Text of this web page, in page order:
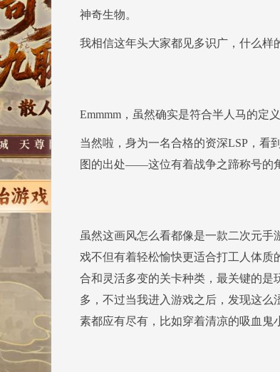
神奇生物。
我相信这年头大家都见多识广，什么样
Emmmm，虽然确实是符合半人马的定
当然啦，身为一名合格的资深LSP，看
图的出处——这位有着战争之蹄称号的
虽然这画风怎么看都像是一款二次元手
戏不但有着轻松愉快更适合打工人体质
合和灵活多变的关卡种类，最关键的是
多，不过当我进入游戏之后，发现这
素都应有尽有，比如穿着清凉的吸血鬼